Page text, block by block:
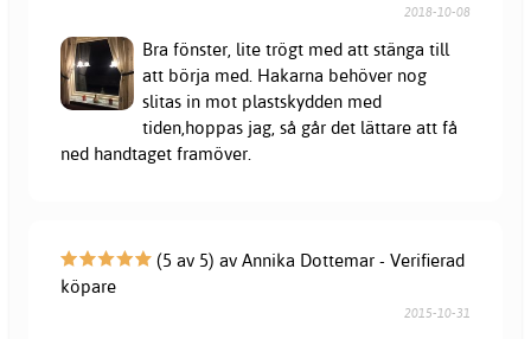
2018-10-08
Bra fönster, lite trögt med att stänga till
att börja med. Hakarna behöver nog
slitas in mot plastskydden med
tiden,hoppas jag, så går det lättare att få
ned handtaget framöver.
(5 av 5) av Annika Dottemar - Verifierad
köpare
2015-10-31